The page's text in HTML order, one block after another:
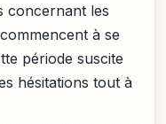
concernant les
à se
période suscite
hésitations tout à